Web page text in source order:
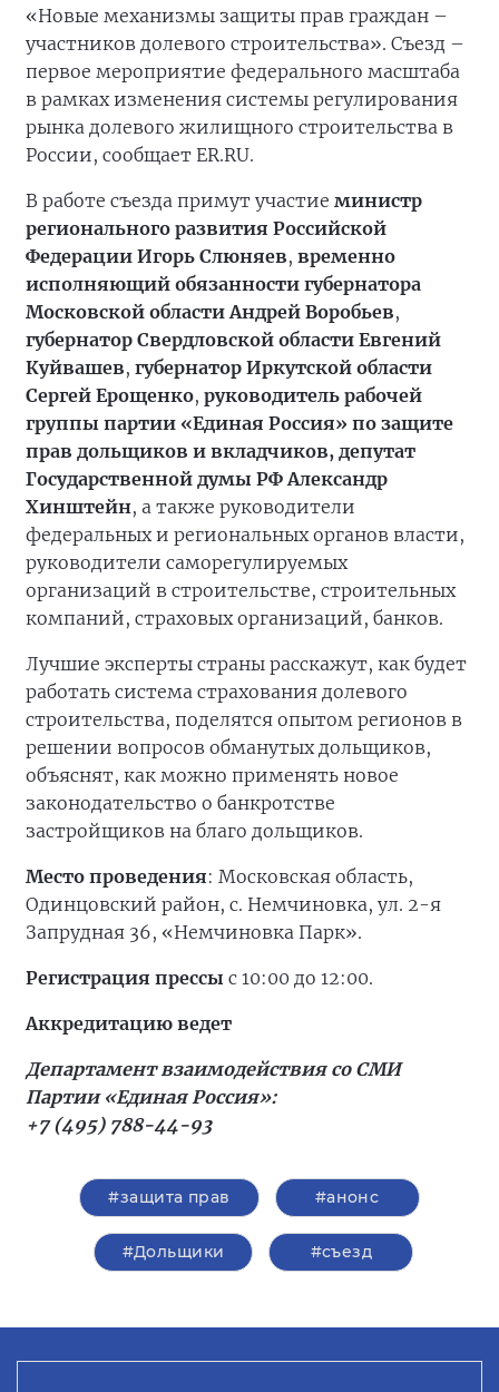
«Новые механизмы защиты прав граждан –
участников долевого строительства». Съезд –
первое мероприятие федерального масштаба
в рамках изменения системы регулирования
рынка долевого жилищного строительства в
России, сообщает ER.RU.
В работе съезда примут участие министр
регионального развития Российской
Федерации Игорь Слюняев, временно
исполняющий обязанности губернатора
Московской области Андрей Воробьев,
губернатор Свердловской области Евгений
Куйвашев, губернатор Иркутской области
Сергей Ерощенко, руководитель рабочей
группы партии «Единая Россия» по защите
прав дольщиков и вкладчиков, депутат
Государственной думы РФ Александр
Хинштейн, а также руководители
федеральных и региональных органов власти,
руководители саморегулируемых
организаций в строительстве, строительных
компаний, страховых организаций, банков.
Лучшие эксперты страны расскажут, как будет
работать система страхования долевого
строительства, поделятся опытом регионов в
решении вопросов обманутых дольщиков,
объяснят, как можно применять новое
законодательство о банкротстве
застройщиков на благо дольщиков.
Место проведения: Московская область,
Одинцовский район, с. Немчиновка, ул. 2-я
Запрудная 36, «Немчиновка Парк».
Регистрация прессы с 10:00 до 12:00.
Аккредитацию ведет
Департамент взаимодействия со СМИ
Партии «Единая Россия»:
+7 (495) 788-44-93
#защита прав #анонс
#Дольщики #съезд